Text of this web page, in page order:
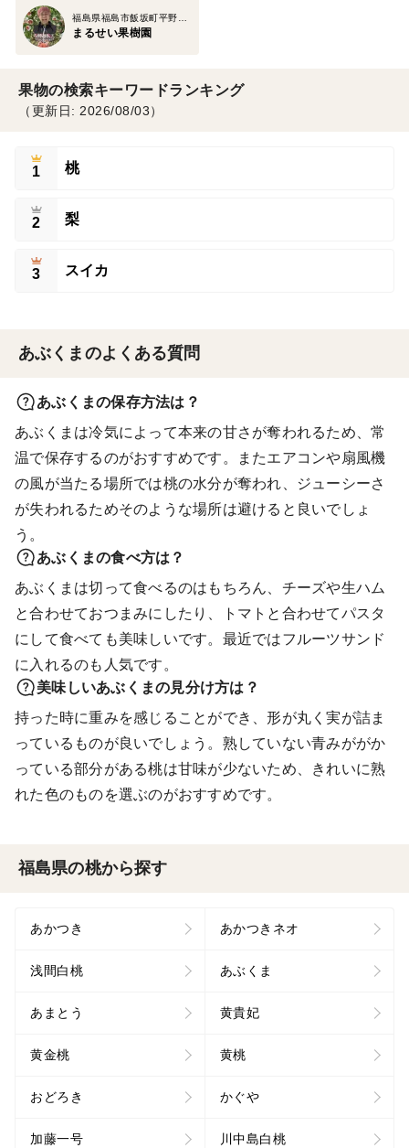
まるせい果樹園
果物の検索キーワードランキング
（更新日: 2026/08/03）
1 桃
2 梨
3 スイカ
あぶくまのよくある質問
あぶくまの保存方法は？
あぶくまは冷気によって本来の甘さが奪われるため、常
温で保存するのがおすすめです。またエアコンや扇風機
の風が当たる場所では桃の水分が奪われ、ジューシーさ
が失われるためそのような場所は避けると良いでしょ
う。
あぶくまの食べ方は？
あぶくまは切って食べるのはもちろん、チーズや生ハム
と合わせておつまみにしたり、トマトと合わせてパスタ
にして食べても美味しいです。最近ではフルーツサンド
に入れるのも人気です。
美味しいあぶくまの見分け方は？
持った時に重みを感じることができ、形が丸く実が詰ま
っているものが良いでしょう。熟していない青みががか
っている部分がある桃は甘味が少ないため、きれいに熟
れた色のものを選ぶのがおすすめです。
福島県の桃から探す
あかつき あかつきネオ
浅間白桃 あぶくま
あまとう 黄貴妃
黄金桃 黄桃
おどろき かぐや
加藤一号 川中島白桃